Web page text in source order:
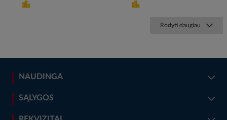
Rodyti daugiau
NAUDINGA
SĄLYGOS